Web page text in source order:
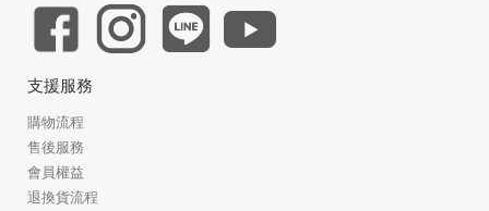
支援服務
購物流程
售後服務
會員權益
退換貨流程